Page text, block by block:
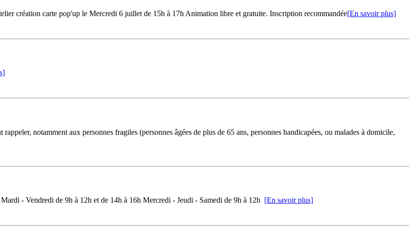
création carte pop'up le Mercredi 6 juillet de 15h à 17h Animation libre et gratuite. Inscription recommandée[En savoir plus]
notamment aux personnes fragiles (personnes âgées de plus de 65 ans, personnes handicapées, ou malades à domicile,
- Vendredi de 9h à 12h et de 14h à 16h Mercredi - Jeudi - Samedi de 9h à 12h [En savoir plus]